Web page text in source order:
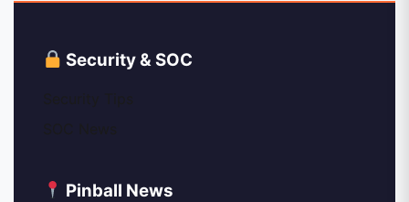
Security & SOC
Pinball News